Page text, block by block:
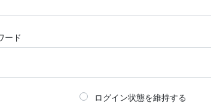
ード
ログイン状態を維持する